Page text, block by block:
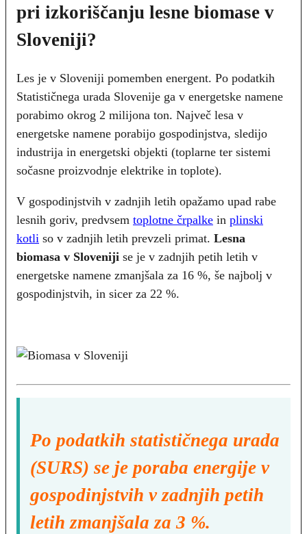
pri izkoriščanju lesne biomase v
Sloveniji?
Les je v Sloveniji pomemben energent. Po podatkih
Statističnega urada Slovenije ga v energetske namene
porabimo okrog 2 milijona ton. Največ lesa v
energetske namene porabijo gospodinjstva, sledijo
industrija in energetski objekti (toplarne ter sistemi
sočasne proizvodnje elektrike in toplote).
V gospodinjstvih v zadnjih letih opažamo upad rabe
lesnih goriv, predvsem toplotne črpalke in plinski
kotli so v zadnjih letih prevzeli primat. Lesna
biomasa v Sloveniji se je v zadnjih petih letih v
energetske namene zmanjšala za 16 %, še najbolj v
gospodinjstvih, in sicer za 22 %.
Po podatkih statističnega urada
(SURS) se je poraba energije v
gospodinjstvih v zadnjih petih
letih zmanjšala za 3 %.